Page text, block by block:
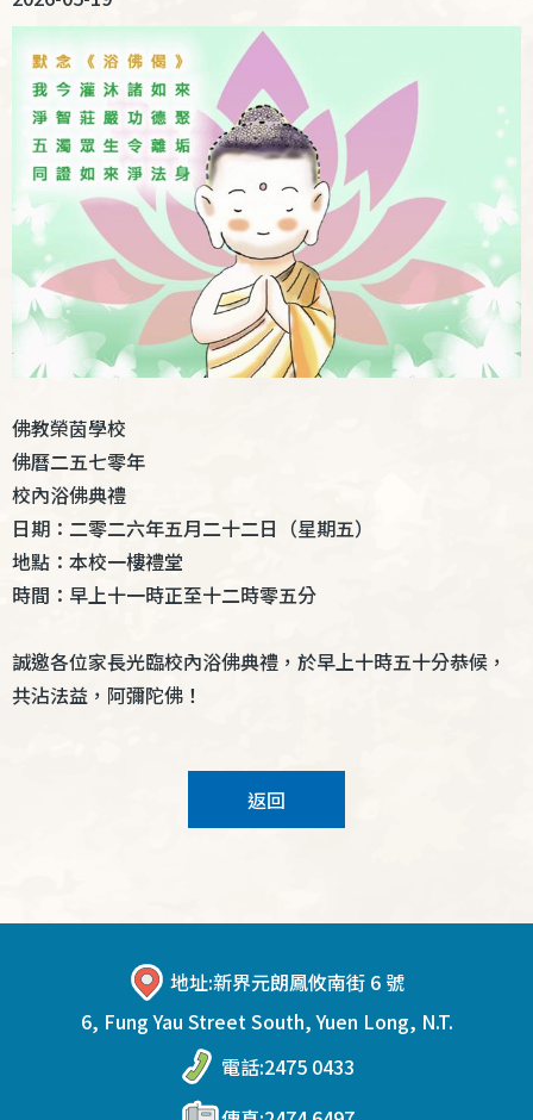
結
佛教榮茵學校
佛曆二五七零年
校內浴佛典禮
日期：二零二六年五月二十二日（星期五）
地點：本校一樓禮堂
時間：早上十一時正至十二時零五分
誠邀各位家長光臨校內浴佛典禮 ，於早上十時五十分恭候，
共沾法益，阿彌陀佛！
返回
地址:新界元朗鳳攸南街 6 號
6, Fung Yau Street South, Yuen Long, N.T.
電話:2475 0433